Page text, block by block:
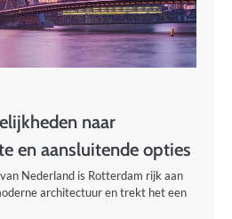
naar
en aansluitende opties
Nederland is Rotterdam rijk aan
architectuur en trekt het een